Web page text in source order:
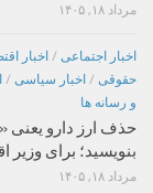
مرداد ۱۸, ۱۴۰۵
اخبار اجتماعی / اخبار
حقوقی / اخبار سیاسی /
و رسانه ها
حذف ارز دارو یعنی
بنویسید؛ برای وزیر
مرداد ۱۸, ۱۴۰۵